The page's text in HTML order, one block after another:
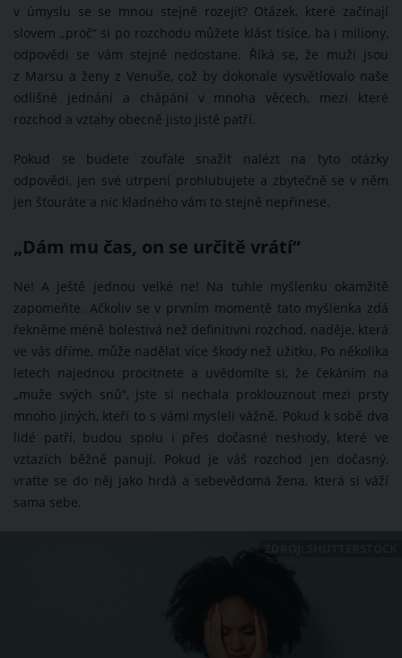
v úmyslu se se mnou stejně rozejít? Otázek, které začínají
slovem „proč“ si po rozchodu můžete klást tisíce, ba i miliony,
odpovědi se vám stejně nedostane. Říká se, že muži jsou
z Marsu a ženy z Venuše, což by dokonale vysvětlovalo naše
odlišné jednání a chápání v mnoha věcech, mezi které
rozchod a vztahy obecně jisto jistě patří.
Pokud se budete zoufale snažit nalézt na tyto otázky
odpovědi, jen své utrpení prohlubujete a zbytečně se v něm
jen šťouráte a nic kladného vám to stejně nepřinese.
„Dám mu čas, on se určitě vrátí“
Ne! A ještě jednou velké ne! Na tuhle myšlenku okamžitě
zapomeňte. Ačkoliv se v prvním momentě tato myšlenka zdá
řekněme méně bolestivá než definitivní rozchod, naděje, která
ve vás dříme, může nadělat více škody než užitku. Po několika
letech najednou procitnete a uvědomíte si, že čekáním na
„muže svých snů“, jste si nechala proklouznout mezi prsty
mnoho jiných, kteří to s vámi mysleli vážně. Pokud k sobě dva
lidé patří, budou spolu i přes dočasné neshody, které ve
vztazích běžně panují. Pokud je váš rozchod jen dočasný,
vraťte se do něj jako hrdá a sebevědomá žena, která si váží
sama sebe.